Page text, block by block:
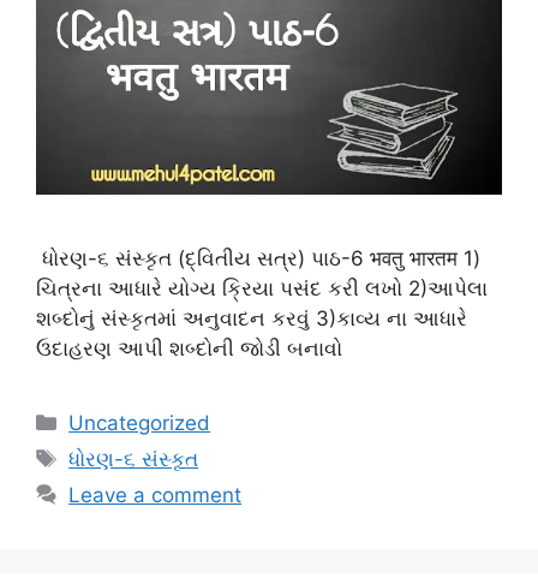
ધોરણ-૬ સંસ્કૃત (દ્વિતીય સત્ર) પાઠ-6 भवतु भारतम 1)
ચિત્રના આધારે યોગ્ય ક્રિયા પસંદ કરી લખો 2)આપેલા
શબ્દોનું સંસ્કૃતમાં અનુવાદન કરવું 3)કાવ્ય ના આધારે
ઉદાહરણ આપી શબ્દોની જોડી બનાવો
Categories
Uncategorized
Tags
ધોરણ-૬ સંસ્કૃત
Leave a comment